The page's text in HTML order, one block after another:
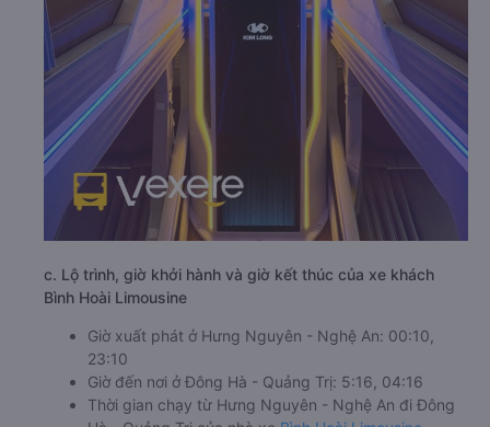
c. Lộ trình, giờ khởi hành và giờ kết thúc của xe khách
Bình Hoài Limousine
Giờ xuất phát ở Hưng Nguyên - Nghệ An: 00:10,